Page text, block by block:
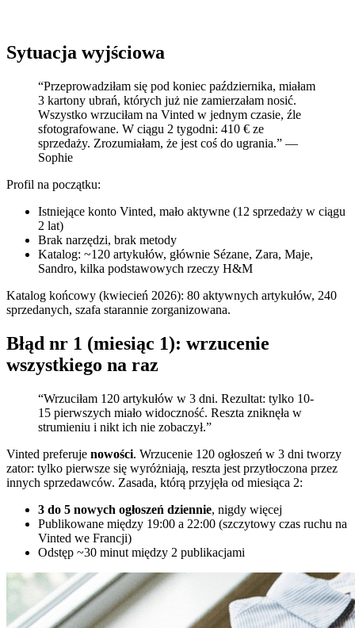
Sytuacja wyjściowa
“Przeprowadziłam się pod koniec października, miałam
3 kartony ubrań, których już nie zamierzałam nosić.
Wszystko wrzuciłam na Vinted w jednym czasie, źle
sfotografowane. W ciągu 2 tygodni: 410 € ze
sprzedaży. Zrozumiałam, że jest coś do ugrania.” —
Sophie
Profil na początku:
Istniejące konto Vinted, mało aktywne (12 sprzedaży w ciągu
2 lat)
Brak narzędzi, brak metody
Katalog: ~120 artykułów, głównie Sézane, Zara, Maje,
Sandro, kilka podstawowych rzeczy H&M
Katalog końcowy (kwiecień 2026): 80 aktywnych artykułów, 240
sprzedanych, szafa starannie zorganizowana.
Błąd nr 1 (miesiąc 1): wrzucenie
wszystkiego na raz
“Wrzuciłam 120 artykułów w 3 dni. Rezultat: tylko 10-
15 pierwszych miało widoczność. Reszta zniknęła w
strumieniu i nikt ich nie zobaczył.”
Vinted preferuje nowości. Wrzucenie 120 ogłoszeń w 3 dni tworzy
zator: tylko pierwsze się wyróżniają, reszta jest przytłoczona przez
innych sprzedawców. Zasada, którą przyjęła od miesiąca 2:
3 do 5 nowych ogłoszeń dziennie, nigdy więcej
Publikowane między 19:00 a 22:00 (szczytowy czas ruchu na
Vinted we Francji)
Odstęp ~30 minut między 2 publikacjami